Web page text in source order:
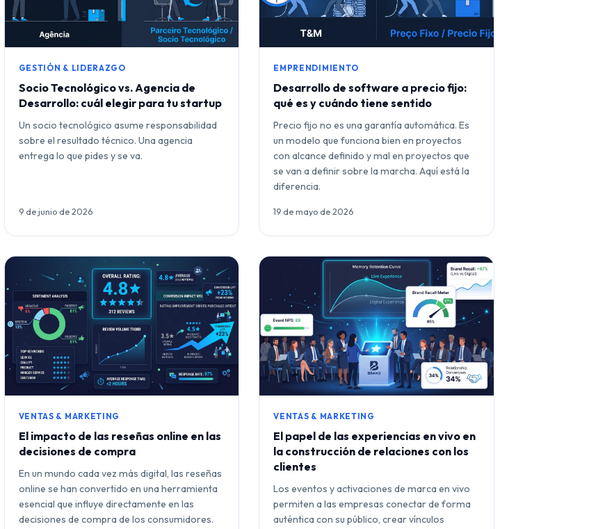
GESTIÓN & LIDERAZGO
Socio Tecnológico vs. Agencia de
Desarrollo: cuál elegir para tu startup
Un socio tecnológico asume responsabilidad
sobre el resultado técnico. Una agencia
entrega lo que pides y se va.
9 de junio de 2026
EMPRENDIMIENTO
Desarrollo de software a precio fijo:
qué es y cuándo tiene sentido
Precio fijo no es una garantía automática. Es
un modelo que funciona bien en proyectos
con alcance definido y mal en proyectos que
se van a definir sobre la marcha. Aquí está la
diferencia.
19 de mayo de 2026
VENTAS & MARKETING
El impacto de las reseñas online en las
decisiones de compra
En un mundo cada vez más digital, las reseñas
online se han convertido en una herramienta
esencial que influye directamente en las
decisiones de compra de los consumidores.
VENTAS & MARKETING
El papel de las experiencias en vivo en
la construcción de relaciones con los
clientes
Los eventos y activaciones de marca en vivo
permiten a las empresas conectar de forma
auténtica con su público, crear vínculos